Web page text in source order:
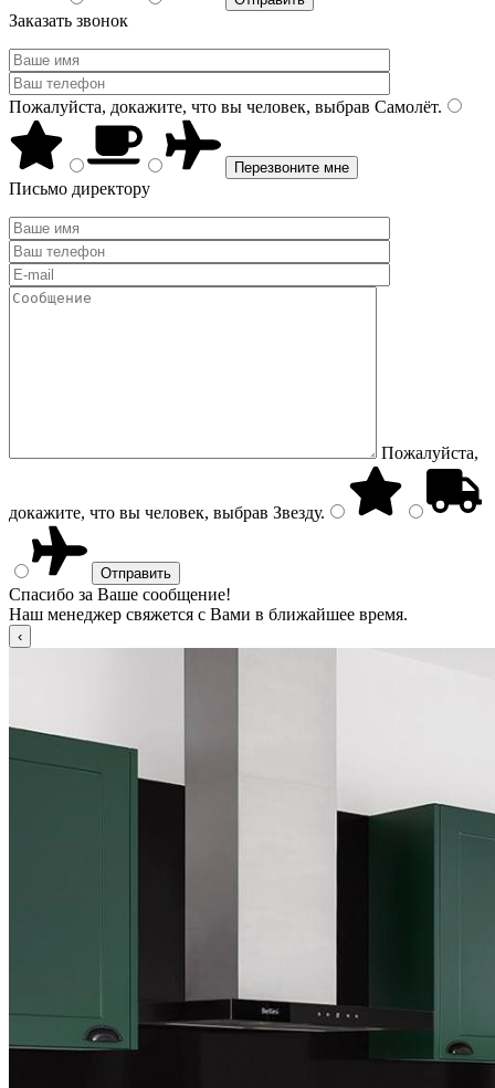
Заказать звонок
Пожалуйста, докажите, что вы человек, выбрав Самолёт.
Письмо директору
Пожалуйста,
докажите, что вы человек, выбрав Звезду.
Спасибо за Ваше сообщение!
Наш менеджер свяжется с Вами в ближайшее время.